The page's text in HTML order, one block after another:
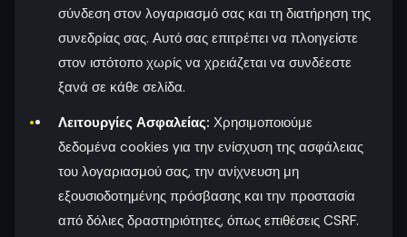
σύνδεση στον λογαριασμό σας και τη διατήρηση της
συνεδρίας σας. Αυτό σας επιτρέπει να πλοηγείστε
στον ιστότοπο χωρίς να χρειάζεται να συνδέεστε
ξανά σε κάθε σελίδα.
Λειτουργίες Ασφαλείας: Χρησιμοποιούμε
δεδομένα cookies για την ενίσχυση της ασφάλειας
του λογαριασμού σας, την ανίχνευση μη
εξουσιοδοτημένης πρόσβασης και την προστασία
από δόλιες δραστηριότητες, όπως επιθέσεις CSRF.